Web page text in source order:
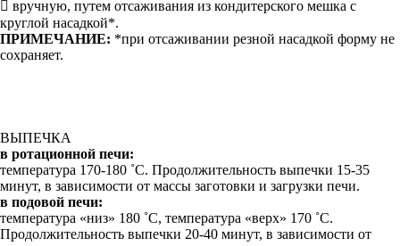
 вручную, путем отсаживания из кондитерского мешка с
круглой насадкой*.
ПРИМЕЧАНИЕ: *при отсаживании резной насадкой форму не
сохраняет.
ВЫПЕЧКА
в ротационной печи:
температура 170-180 ˚С. Продолжительность выпечки 15-35
минут, в зависимости от массы заготовки и загрузки печи.
в подовой печи:
температура «низ» 180 ˚С, температура «верх» 170 ˚С.
Продолжительность выпечки 20-40 минут, в зависимости от